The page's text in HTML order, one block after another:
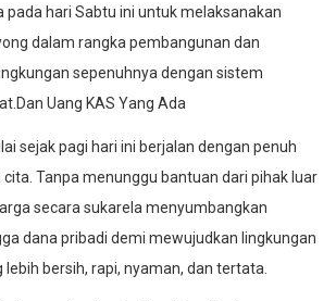
pada hari Sabtu ini untuk melaksanakan
dalam rangka pembangunan dan
sepenuhnya dengan sistem
Uang KAS Yang Ada
sejak pagi hari ini berjalan dengan penuh
Tanpa menunggu bantuan dari pihak luar
secara sukarela menyumbangkan
dana pribadi demi mewujudkan lingkungan
bersih, rapi, nyaman, dan tertata.